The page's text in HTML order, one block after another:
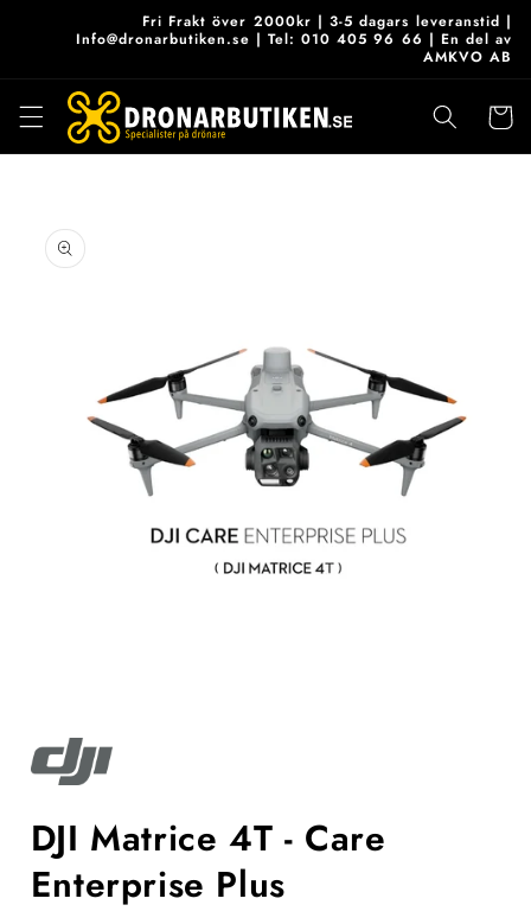
Fri Frakt över 2000kr | 3-5 dagars leveranstid |
Info@dronarbutiken.se | Tel: 010 405 96 66 | En del av
AMKVO AB
vidare till
1
i
modalfönster
DJI Matrice 4T - Care
Enterprise Plus